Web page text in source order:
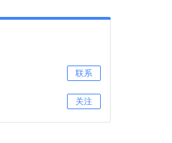
联系
关注